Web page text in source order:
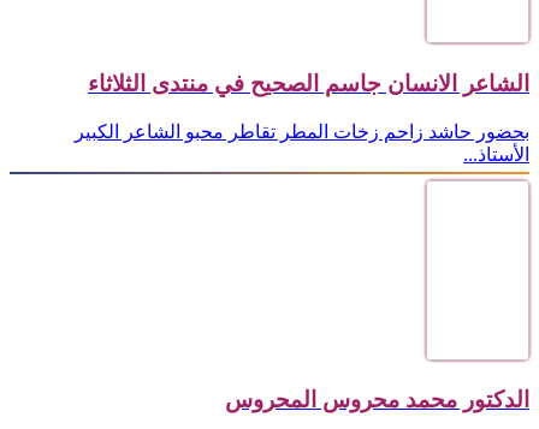
الشاعر الانسان جاسم الصحيح في منتدى الثلاثاء
بحضور حاشد زاحم زخات المطر تقاطر محبو الشاعر الكبير
الأستاذ...
الدكتور محمد محروس المحروس